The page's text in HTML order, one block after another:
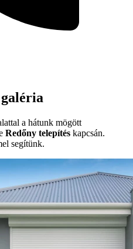
a hátunk mögött
Redőny telepítés kapcsán.
segítünk.